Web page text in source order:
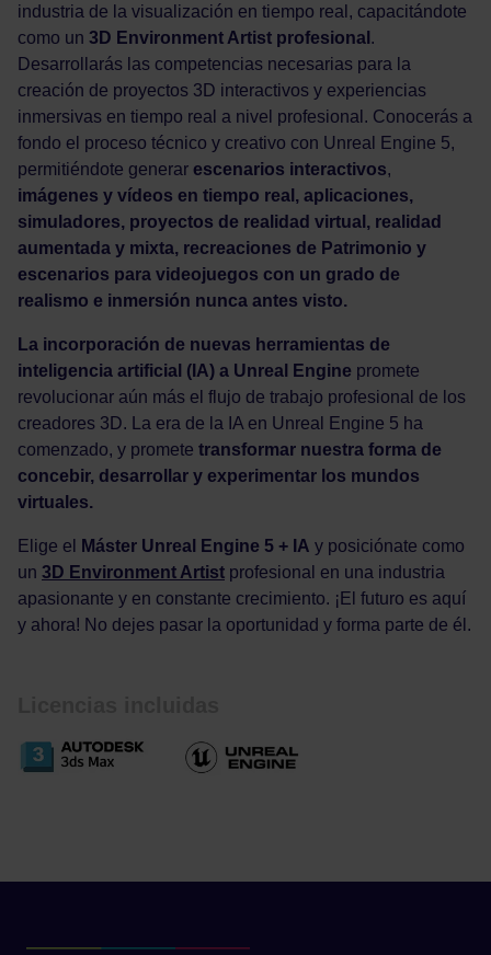
industria de la visualización en tiempo real, capacitándote
como un 3D Environment Artist profesional .
Desarrollarás las competencias necesarias para la
creación de proyectos 3D interactivos y experiencias
inmersivas en tiempo real a nivel profesional. Conocerás a
fondo el proceso técnico y creativo con Unreal Engine 5,
permitiéndote generar escenarios interactivos,
imágenes y vídeos en tiempo real, aplicaciones,
simuladores, proyectos de realidad virtual, realidad
aumentada y mixta, recreaciones de Patrimonio y
escenarios para videojuegos con un grado de
realismo e inmersión nunca antes visto.
La incorporación de nuevas herramientas de
inteligencia artificial (IA) a Unreal Engine promete
revolucionar aún más el flujo de trabajo profesional de los
creadores 3D. La era de la IA en Unreal Engine 5 ha
comenzado, y promete transformar nuestra forma de
concebir, desarrollar y experimentar los mundos
virtuales.
Elige el Máster Unreal Engine 5 + IA y posiciónate como
un 3D Environment Artist profesional en una industria
apasionante y en constante crecimiento. ¡El futuro es aquí
y ahora! No dejes pasar la oportunidad y forma parte de él.